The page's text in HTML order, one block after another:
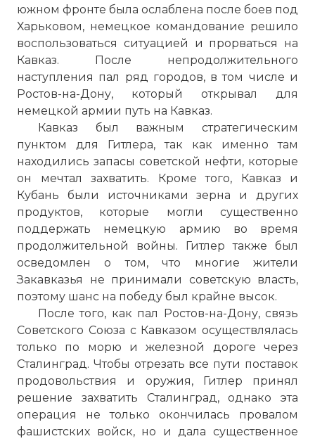
южном фронте была ослаблена после боев под
Харьковом, немецкое командование решило
воспользоваться ситуацией и прорваться на
Кавказ. После непродолжительного
наступления пал ряд городов, в том числе и
Ростов-на-Дону, который открывал для
немецкой армии путь на Кавказ.
Кавказ был важным стратегическим
пунктом для Гитлера, так как именно там
находились запасы советской нефти, которые
он мечтал захватить. Кроме того, Кавказ и
Кубань были источниками зерна и других
продуктов, которые могли существенно
поддержать немецкую армию во время
продолжительной войны. Гитлер также был
осведомлен о том, что многие жители
Закавказья не принимали советскую власть,
поэтому шанс на победу был крайне высок.
После того, как пал Ростов-на-Дону, связь
Советского Союза с Кавказом осуществлялась
только по морю и железной дороге через
Сталинград. Чтобы отрезать все пути поставок
продовольствия и оружия, Гитлер принял
решение захватить Сталинград, однако эта
операция не только окончилась провалом
фашистских войск, но и дала существенное